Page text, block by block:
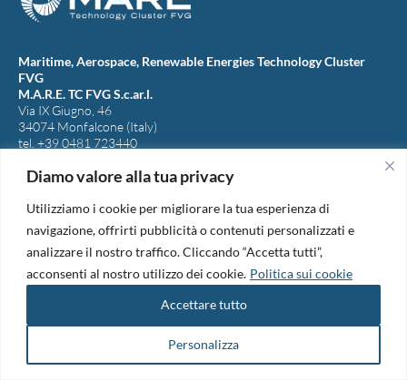
Diamo valore alla tua privacy
Utilizziamo i cookie per migliorare la tua esperienza di
navigazione, offrirti pubblicità o contenuti personalizzati e
analizzare il nostro traffico. Cliccando “Accetta tutti”,
acconsenti al nostro utilizzo dei cookie. Politica sui cookie
Personalizza
Accettare tutto
Maritime, Aerospace, Renewable Energies Technology Cluster
FVG
M.A.R.E. TC FVG S.c.ar.l.
Via IX Giugno, 46
34074 Monfalcone (Italy)
tel. +39 0481 723440
PEC:marefvg@legalmail.it
Copyright 2026. Design and development by B42
Avvisi